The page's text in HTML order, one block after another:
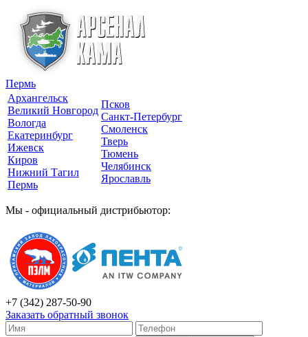
Пермь
Архангельск
Великий Новгород
Вологда
Екатеринбург
Ижевск
Киров
Нижний Тагил
Пермь
Псков
Санкт-Петербург
Смоленск
Тверь
Тюмень
Челябинск
Ярославль
Мы - официальный дистрибьютор:
+7 (342) 287-50-90
Заказать обратный звонок